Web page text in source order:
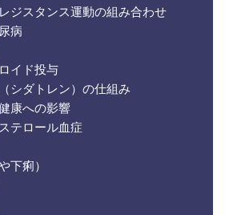
ジスタンス運動の組み合わせ
病
イド投与
シダトレン）の仕組み
康への影響
テロール血症
下痢）